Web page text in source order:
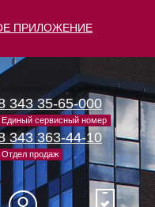
ПРИЛОЖЕНИЕ
343 35-65-000
Единый сервисный номер
343 363-44-10
Отдел продаж